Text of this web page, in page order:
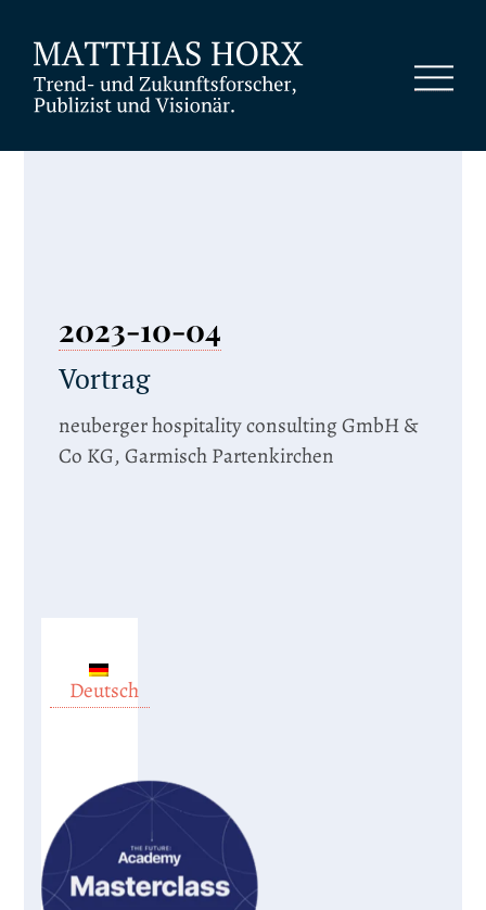
2023-10-04
Vortrag
neuberger hospitality consulting GmbH &
Co KG, Garmisch Partenkirchen
Deutsch